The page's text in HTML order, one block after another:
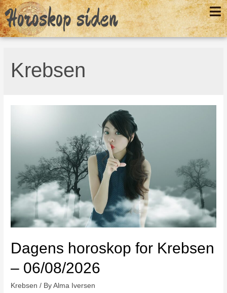
Horoskop siden
Krebsen
Dagens horoskop for Krebsen
– 06/08/2026
Krebsen / ByAlma Iversen